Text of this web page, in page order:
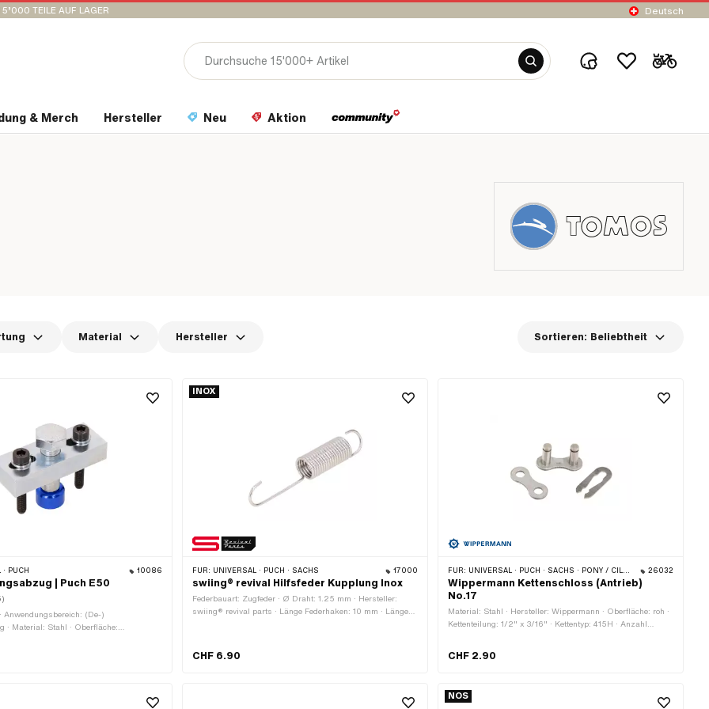
TEILE AUF LAGER Deutsch
& Merch Hersteller Neu Aktion
Material Hersteller Sortieren: Beliebtheit
· PUCH 10086
| Puch E50
Anwendungsbereich: (De-)
· Material: Stahl · Oberfläche:
INOX
FÜR: UNIVERSAL · PUCH · SACHS 17000
swiing® revival Hilfsfeder Kupplung Inox
Federbauart: Zugfeder · Ø Draht: 1.25 mm · Hersteller:
swiing® revival parts · Länge Federhaken: 10 mm · Länge
mm
CHF 6.90
FÜR: UNIVERSAL · PUCH · SACHS · PONY / CILO (BETA 521 & 512) · ZÜNDAPP BELMONDO · TOMOS · BYE BIKE 26032
Wippermann Kettenschloss (Antrieb)
No.17
Material: Stahl · Hersteller: Wippermann · Oberfläche: roh ·
Kettenteilung: 1/2" x 3/16" · Kettentyp: 415H · Anzahl
CHF 2.90
NOS